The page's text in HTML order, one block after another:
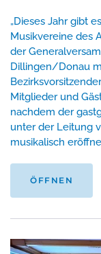
„Dieses Jahr gibt
Musikvereine des
der
Dillingen/Donau
Mitglieder und
nachdem der
unter der Leitung
musikalisch
ÖFFNEN